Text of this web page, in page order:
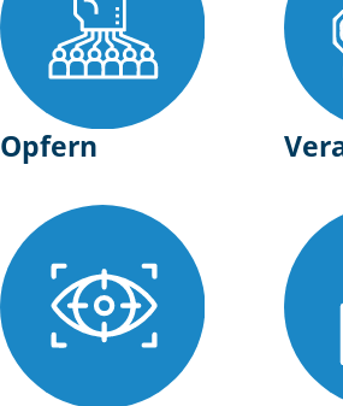
Opfern